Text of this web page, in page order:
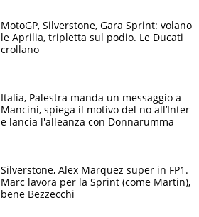
MotoGP, Silverstone, Gara Sprint: volano
le Aprilia, tripletta sul podio. Le Ducati
crollano
Italia, Palestra manda un messaggio a
Mancini, spiega il motivo del no all’Inter
e lancia l'alleanza con Donnarumma
Silverstone, Alex Marquez super in FP1.
Marc lavora per la Sprint (come Martin),
bene Bezzecchi